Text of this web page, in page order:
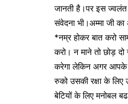
जानती है।पर इस ज्वलंत
संवेदना भी।अम्मा जी का
*नम्र होकर बात करो
करो। न माने तो छोड़
करेगा लेकिन अगर आपके
रुको उसकी रक्षा के
बेटियों के लिए मनोबल